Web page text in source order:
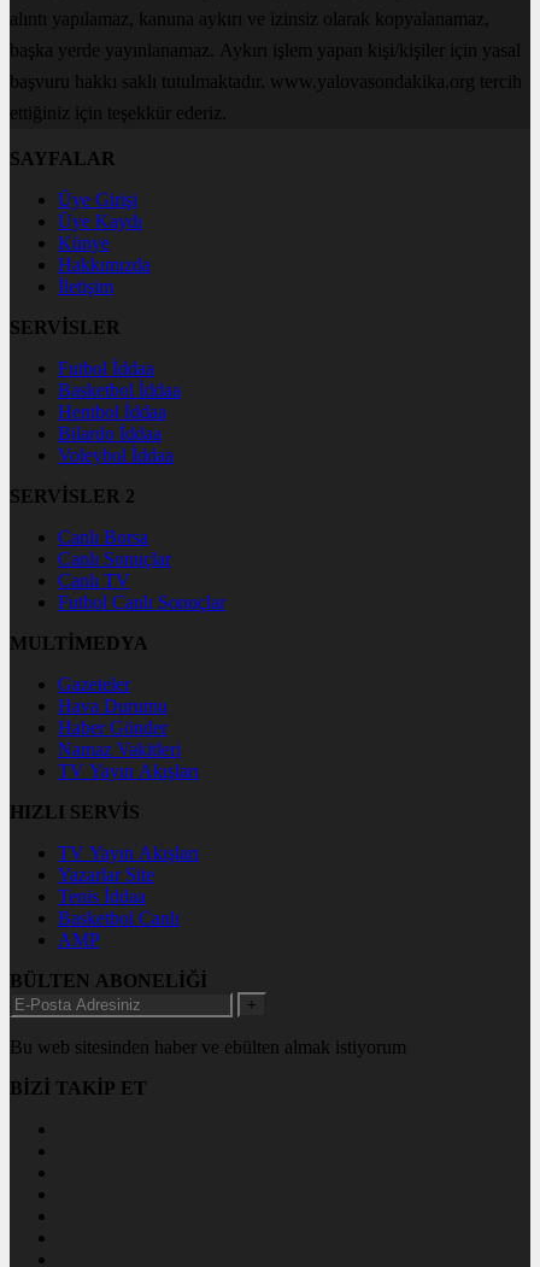
alıntı yapılamaz, kanuna aykırı ve izinsiz olarak kopyalanamaz,
başka yerde yayınlanamaz. Aykırı işlem yapan kişi/kişiler için yasal
başvuru hakkı saklı tutulmaktadır. www.yalovasondakika.org tercih
ettiğiniz için teşekkür ederiz.
SAYFALAR
Üye Girişi
Üye Kaydı
Künye
Hakkımızda
İletişim
SERVİSLER
Futbol İddaa
Basketbol İddaa
Hentbol İddaa
Bilardo İddaa
Voleybol İddaa
SERVİSLER 2
Canlı Borsa
Canlı Sonuçlar
Canlı TV
Futbol Canlı Sonuçlar
MULTİMEDYA
Gazeteler
Hava Durumu
Haber Gönder
Namaz Vakitleri
TV Yayın Akışları
HIZLI SERVİS
TV Yayın Akışları
Yazarlar Site
Tenis İddaa
Basketbol Canlı
AMP
BÜLTEN ABONELİĞİ
+
Bu web sitesinden haber ve ebülten almak istiyorum
BİZİ TAKİP ET